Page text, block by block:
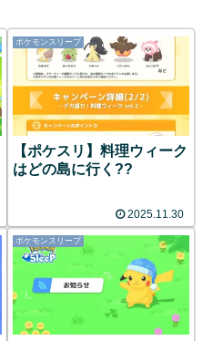
ポケモンスリープ
【ポケスリ】料理ウィーク
はどの島に行く??
2025.11.30
ポケモンスリープ